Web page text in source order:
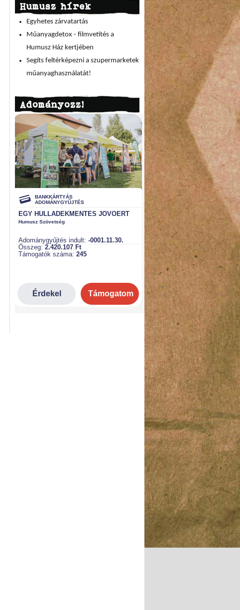
Humusz hírek
Egyhetes zárvatartás
Műanyagdetox - filmvetítés a
Humusz Ház kertjében
Segíts feltérképezni a szupermarketek
műanyaghasználatát!
Adományozz!